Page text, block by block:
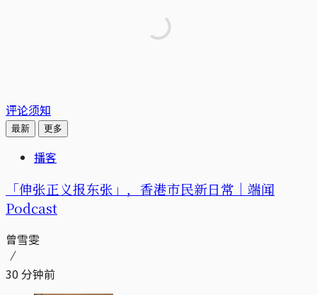
评论须知
最新 更多
播客
「伸张正义报东张」，香港市民新日常｜端闻
Podcast
曾雪雯
30 分钟前